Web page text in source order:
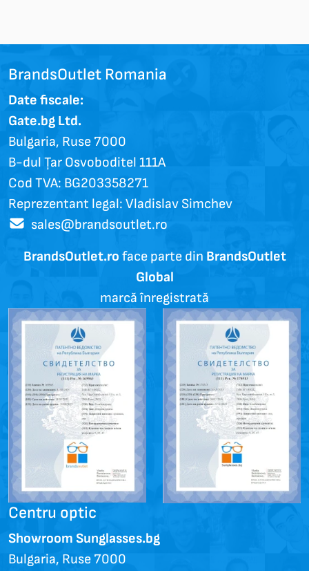
BrandsOutlet Romania
Date fiscale:
Gate.bg Ltd.
Bulgaria, Ruse 7000
B-dul Țar Osvoboditel 111A
Cod TVA: BG203358271
Reprezentant legal: Vladislav Simchev
sales@brandsoutlet.ro
BrandsOutlet.ro face parte din BrandsOutlet
Global
marcă înregistrată
Centru optic
Showroom Sunglasses.bg
Bulgaria, Ruse 7000